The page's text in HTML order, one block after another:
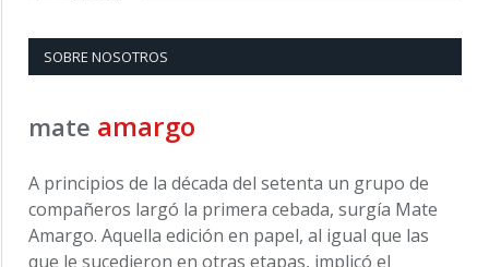
SOBRE NOSOTROS
mate amargo
A principios de la década del setenta un grupo de
compañeros largó la primera cebada, surgía Mate
Amargo. Aquella edición en papel, al igual que las
que le sucedieron en otras etapas, implicó el